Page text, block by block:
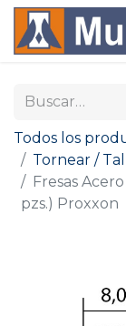
Todos los
Tornear /
Fresas
pzs.) Proxxon